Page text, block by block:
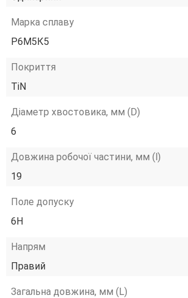
Марка сплаву
Р6М5К5
Покриття
TiN
Діаметр хвостовика, мм (D)
6
Довжина робочої частини, мм (l)
19
Поле допуску
6H
Напрям
Правий
Загальна довжина, мм (L)